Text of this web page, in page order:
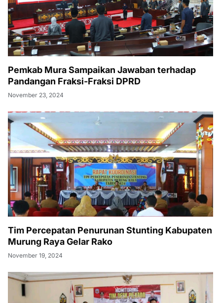
Pemkab Mura Sampaikan Jawaban terhadap
Pandangan Fraksi-Fraksi DPRD
November 23, 2024
Tim Percepatan Penurunan Stunting Kabupaten
Murung Raya Gelar Rako
November 19, 2024